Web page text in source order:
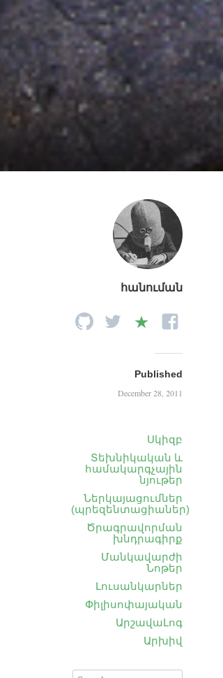
հանուման
Published
December 28, 2011
Սկիզբ
Տեխնիկական և
համակարգչային
նյութեր
Ներկայացումներ
(պրեզենտացիաներ)
Ծրագրավորման
խնդրագիրք
Մանկավարժի
Նոթեր
Լուսանկարներ
Փիլիսոփայական
ԱրշավաԼոգ
Արխիվ